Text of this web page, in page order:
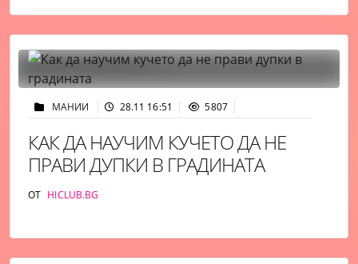
МАНИИ 28.11 16:51 5807
КАК ДА НАУЧИМ КУЧЕТО ДА НЕ
ПРАВИ ДУПКИ В ГРАДИНАТА
ОТ HICLUB.BG